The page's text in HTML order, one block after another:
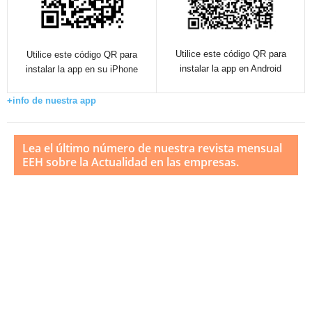
Utilice este código QR para
instalar la app en su iPhone
Utilice este código QR para
instalar la app en Android
+info de nuestra app
Lea el último número de nuestra revista mensual
EEH sobre la Actualidad en las empresas.